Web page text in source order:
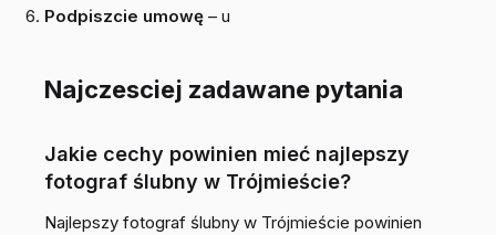
Podpiszcie umowę – u
Najczesciej zadawane pytania
Jakie cechy powinien mieć najlepszy
fotograf ślubny w Trójmieście?
Najlepszy fotograf ślubny w Trójmieście powinien